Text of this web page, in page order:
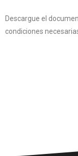
Descargue el
condiciones